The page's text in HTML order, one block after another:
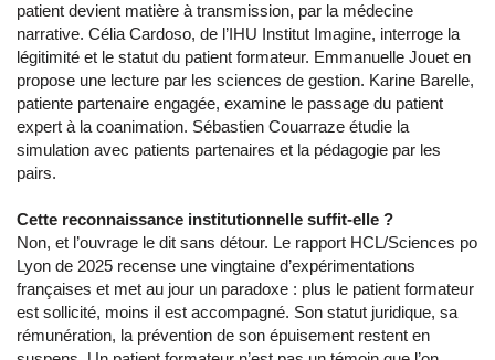
patient devient matière à transmission, par la médecine
narrative. Célia Cardoso, de l’IHU Institut Imagine, interroge la
légitimité et le statut du patient formateur. Emmanuelle Jouet en
propose une lecture par les sciences de gestion. Karine Barelle,
patiente partenaire engagée, examine le passage du patient
expert à la coanimation. Sébastien Couarraze étudie la
simulation avec patients partenaires et la pédagogie par les
pairs.
Cette reconnaissance institutionnelle suffit-elle ?
Non, et l’ouvrage le dit sans détour. Le rapport HCL/Sciences po
Lyon de 2025 recense une vingtaine d’expérimentations
françaises et met au jour un paradoxe : plus le patient formateur
est sollicité, moins il est accompagné. Son statut juridique, sa
rémunération, la prévention de son épuisement restent en